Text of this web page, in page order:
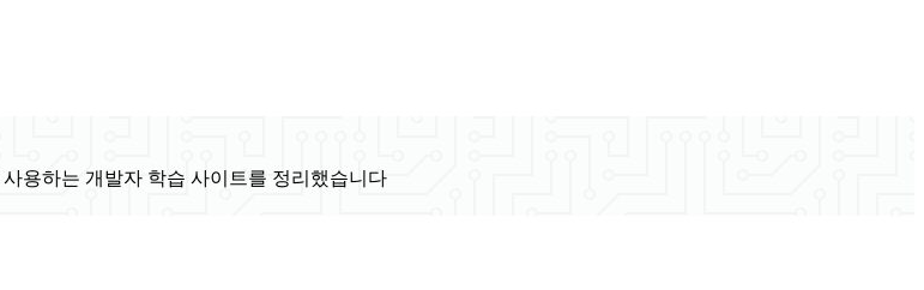
용하는 개발자 학습 사이트를 정리했습니다